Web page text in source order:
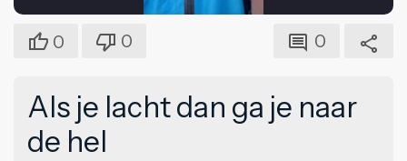
0 0 0
Als je lacht dan ga je naar
de hel